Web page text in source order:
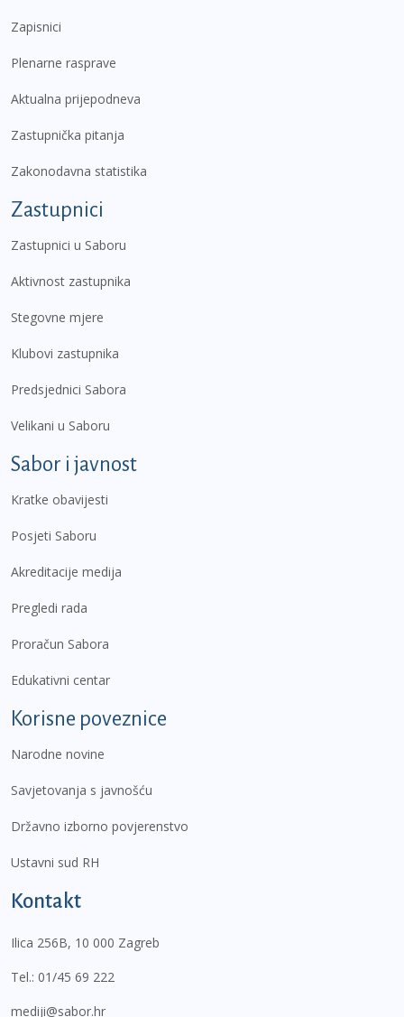
Zapisnici
Plenarne rasprave
Aktualna prijepodneva
Zastupnička pitanja
Zakonodavna statistika
Zastupnici
Zastupnici u Saboru
Aktivnost zastupnika
Stegovne mjere
Klubovi zastupnika
Predsjednici Sabora
Velikani u Saboru
Sabor i javnost
Kratke obavijesti
Posjeti Saboru
Akreditacije medija
Pregledi rada
Proračun Sabora
Edukativni centar
Korisne poveznice
Narodne novine
Savjetovanja s javnošću
Državno izborno povjerenstvo
Ustavni sud RH
Kontakt
Ilica 256B, 10 000 Zagreb
Tel.: 01/45 69 222
mediji@sabor.hr